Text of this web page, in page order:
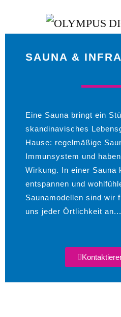
SAUNA &
Eine Sauna bringt ein
skandinavisches
Hause: regelmäßige
Immunsystem und
Wirkung. In einer Sauna
entspannen und
Saunamodellen sind wir
uns jeder Örtlichkeit an...